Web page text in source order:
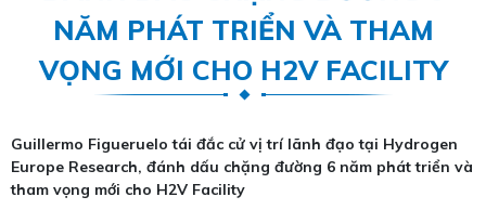
NĂM PHÁT TRIỂN VÀ THAM
VỌNG MỚI CHO H2V FACILITY
Guillermo Figueruelo tái đắc cử vị trí lãnh đạo tại Hydrogen
Europe Research, đánh dấu chặng đường 6 năm phát triển và
tham vọng mới cho H2V Facility